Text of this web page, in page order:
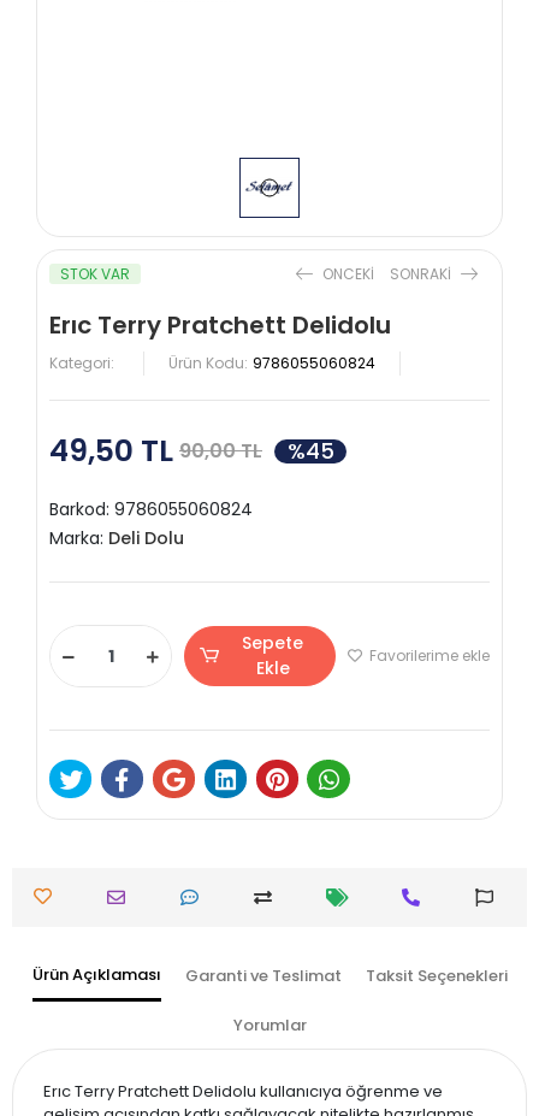
STOK VAR ONCEKI SONRAKI
Erıc Terry Pratchett Delidolu
Kategori: Ürün Kodu: 9786055060824
49,50 TL 90,00 TL %45
Barkod: 9786055060824
Marka: Deli Dolu
Sepete
Ekle
Favorilerime ekle
Ürün Açıklaması Garanti ve Teslimat Taksit Seçenekleri
Yorumlar
Erıc Terry Pratchett Delidolu kullanıcıya öğrenme ve